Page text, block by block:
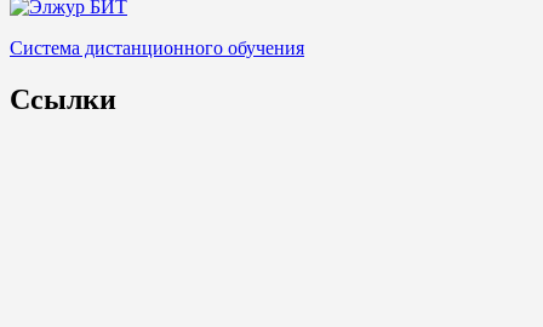
Система дистанционного обучения
Ссылки